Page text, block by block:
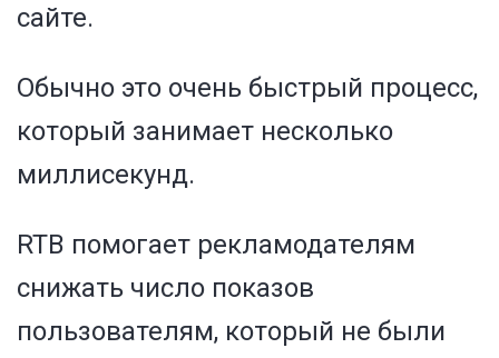
сайте.
Обычно это очень быстрый процесс,
который занимает несколько
миллисекунд.
RTB помогает рекламодателям
снижать число показов
пользователям, который не были